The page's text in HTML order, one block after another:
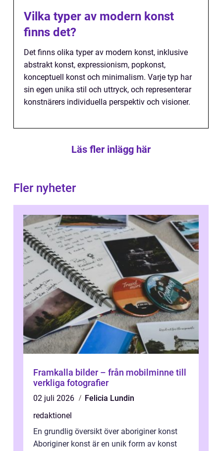
Vilka typer av modern konst
finns det?
Det finns olika typer av modern konst, inklusive
abstrakt konst, expressionism, popkonst,
konceptuell konst och minimalism. Varje typ har
sin egen unika stil och uttryck, och representerar
konstnärers individuella perspektiv och visioner.
Läs fler inlägg här
Fler nyheter
Framkalla bilder – från mobilminne till
verkliga fotografier
02 juli 2026
Felicia Lundin
redaktionel
En grundlig översikt över aboriginer konst
Aboriginer konst är en unik form av konst